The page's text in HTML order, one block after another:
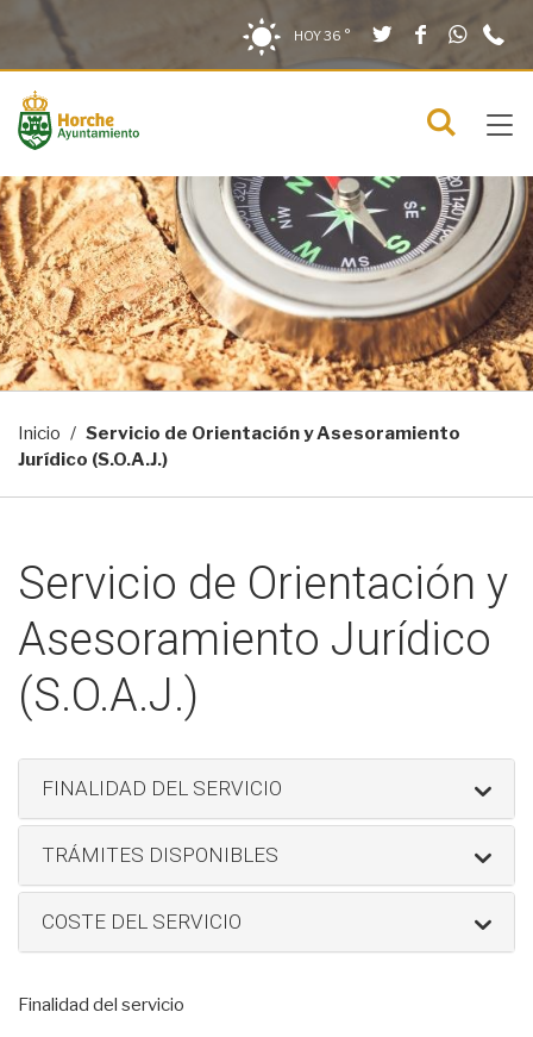
Saltar al contenido
Saltar a la navegación
Información de contacto HOY36 ° TwitterFacebook
menú
Inicio
Servicio de Orientación y Asesoramiento
Jurídico (S.O.A.J.)
Servicio de Orientación y
Asesoramiento Jurídico
(S.O.A.J.)
FINALIDAD DEL SERVICIO
TRÁMITES DISPONIBLES
COSTE DEL SERVICIO
Finalidad del servicio